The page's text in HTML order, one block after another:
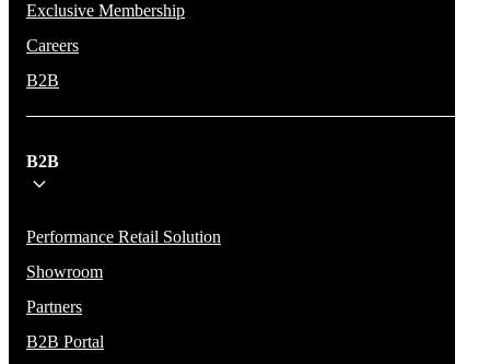
Exclusive Membership
Careers
B2B
B2B
Performance Retail Solution
Showroom
Partners
B2B Portal